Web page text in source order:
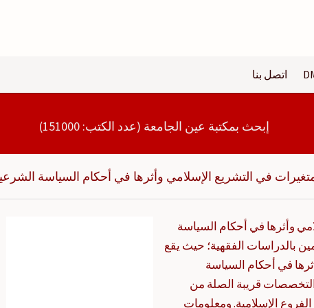
اتصل بنا
إبحث بمكتبة عين الجامعة (عدد الكتب: 151000)
في التشريع الإسلامي وأثرها في أحكام السياسة
وأثرها في أحكام السياسة
بالدراسات الفقهية؛ حيث يقع
في أحكام السياسة
قريبة الصلة من
الإسلامية. ومعلومات